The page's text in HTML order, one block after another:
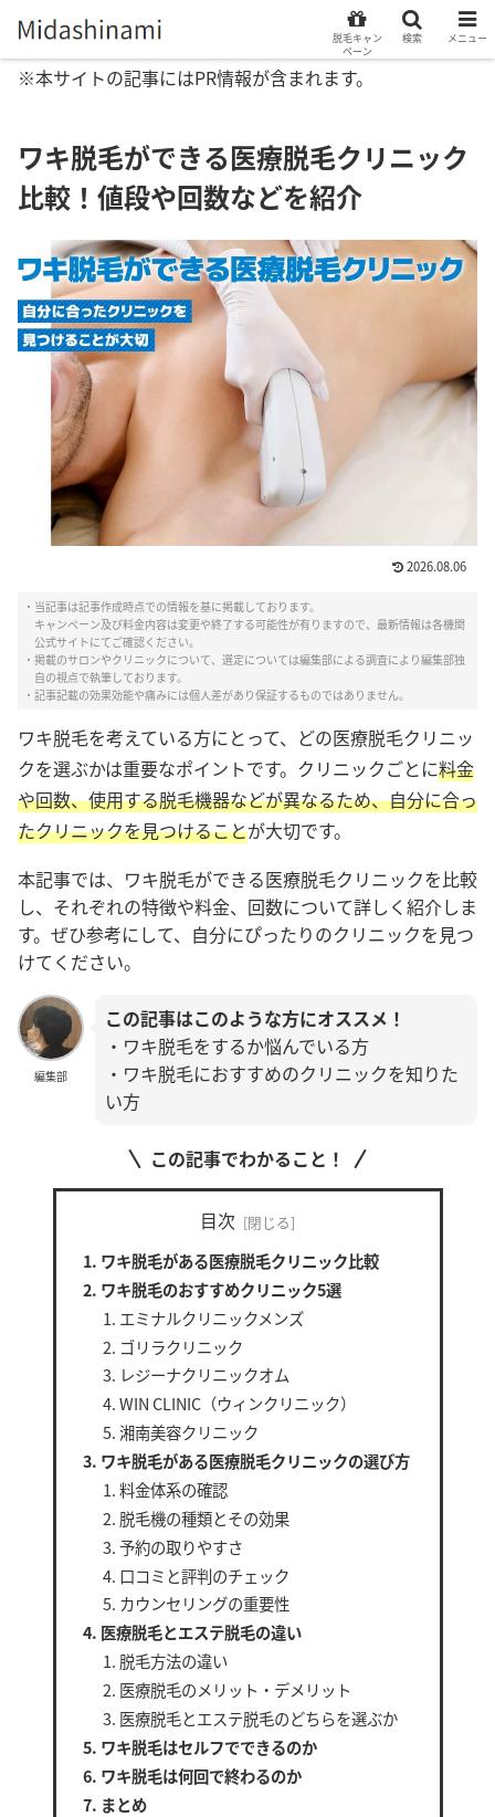
※本サイトの記事にはPR情報が含まれます。
ワキ脱毛ができる医療脱毛クリニック
比較！値段や回数などを紹介
2026.08.06
・当記事は記事作成時点での情報を基に掲載しております。
キャンペーン及び料金内容は変更や終了する可能性が有りますので、最新情報は各機関
公式サイトにてご確認ください。
・掲載のサロンやクリニックについて、選定については編集部による調査により編集部独
自の視点で執筆しております。
・記事記載の効果効能や痛みには個人差があり保証するものではありません。
ワキ脱毛を考えている方にとって、どの医療脱毛クリニッ
クを選ぶかは重要なポイントです。クリニックごとに料金
や回数、使用する脱毛機器などが異なるため、自分に合っ
たクリニックを見つけることが大切です。
本記事では、ワキ脱毛ができる医療脱毛クリニックを比較
し、それぞれの特徴や料金、回数について詳しく紹介しま
す。ぜひ参考にして、自分にぴったりのクリニックを見つ
けてください。
編集部
この記事はこのような方にオススメ！
・ワキ脱毛をするか悩んでいる方
・ワキ脱毛におすすめのクリニックを知りた
い方
この記事でわかること！
目次
ワキ脱毛がある医療脱毛クリニック比較
ワキ脱毛のおすすめクリニック5選
エミナルクリニックメンズ
ゴリラクリニック
レジーナクリニックオム
WIN CLINIC（ウィンクリニック）
湘南美容クリニック
ワキ脱毛がある医療脱毛クリニックの選び方
料金体系の確認
脱毛機の種類とその効果
予約の取りやすさ
口コミと評判のチェック
カウンセリングの重要性
医療脱毛とエステ脱毛の違い
脱毛方法の違い
医療脱毛のメリット・デメリット
医療脱毛とエステ脱毛のどちらを選ぶか
ワキ脱毛はセルフでできるのか
ワキ脱毛は何回で終わるのか
まとめ
脱毛キャン
ペーン
検索 メニュー